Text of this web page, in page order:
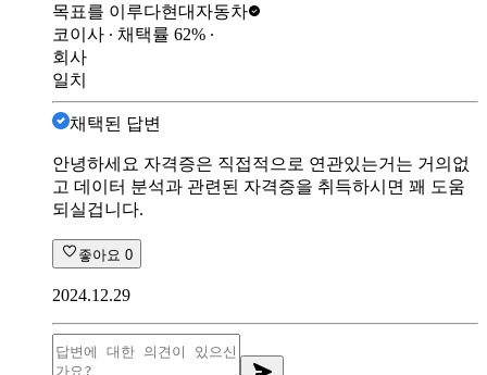
목표를 이루다현대자동차
코이사 ∙ 채택률 62% ∙
회사
일치
채택된 답변
안녕하세요 자격증은 직접적으로 연관있는거는 거의없
고 데이터 분석과 관련된 자격증을 취득하시면 꽤 도움
되실겁니다.
좋아요 0
2024.12.29